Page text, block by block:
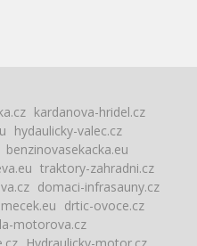
kardanova-hridel.cz
hydaulicky-valec.cz
benzinovasekacka.eu
traktory-zahradni.cz
domaci-infrasauny.cz
drtic-ovoce.cz
motorova.cz